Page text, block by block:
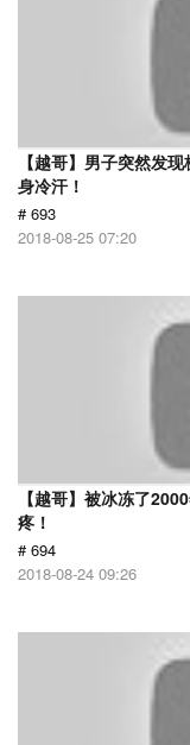
【越哥】男子突然发
身冷汗！
# 693
2018-08-25 07:20
【越哥】被冰冻了
疼！
# 694
2018-08-24 09:26